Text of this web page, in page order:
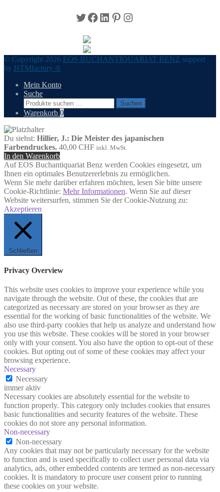
Twitter
Facebook
LinkedIn
Pinterest
Instagram
© Copyright 2026 EOS BUCHANTIQUARIAT BENZ support
by HTMfactory ®
Mein Konto
Suche
Suchen
nach:
Suchen
Warenkorb 0
Du siehst: Hillier, J.: Die Meister des japanischen
Farbendruckes. 40,00 CHF inkl. MwSt.
In den Warenkorb
Auf EOS Buchantiquariat Benz werden Cookies eingesetzt, um
Ihnen ein optimales Benutzererlebnis zu ermöglichen.
Wenn Sie mehr darüber erfahren möchten, lesen Sie bitte unsere
Cookie-Richtlinie: Mehr Informationen. Wenn Sie auf dieser
Website weitersurfen, stimmen Sie der Cookie-Nutzung zu:
Akzeptieren
Schließen
Privacy Overview
This website uses cookies to improve your experience while you
navigate through the website. Out of these, the cookies that are
categorized as necessary are stored on your browser as they are
essential for the working of basic functionalities of the website. We
also use third-party cookies that help us analyze and understand how
you use this website. These cookies will be stored in your browser
only with your consent. You also have the option to opt-out of these
cookies. But opting out of some of these cookies may affect your
browsing experience.
Necessary
Necessary
immer aktiv
Necessary cookies are absolutely essential for the website to
function properly. This category only includes cookies that ensures
basic functionalities and security features of the website. These
cookies do not store any personal information.
Non-necessary
Non-necessary
Any cookies that may not be particularly necessary for the website
to function and is used specifically to collect user personal data via
analytics, ads, other embedded contents are termed as non-necessary
cookies. It is mandatory to procure user consent prior to running
these cookies on your website.